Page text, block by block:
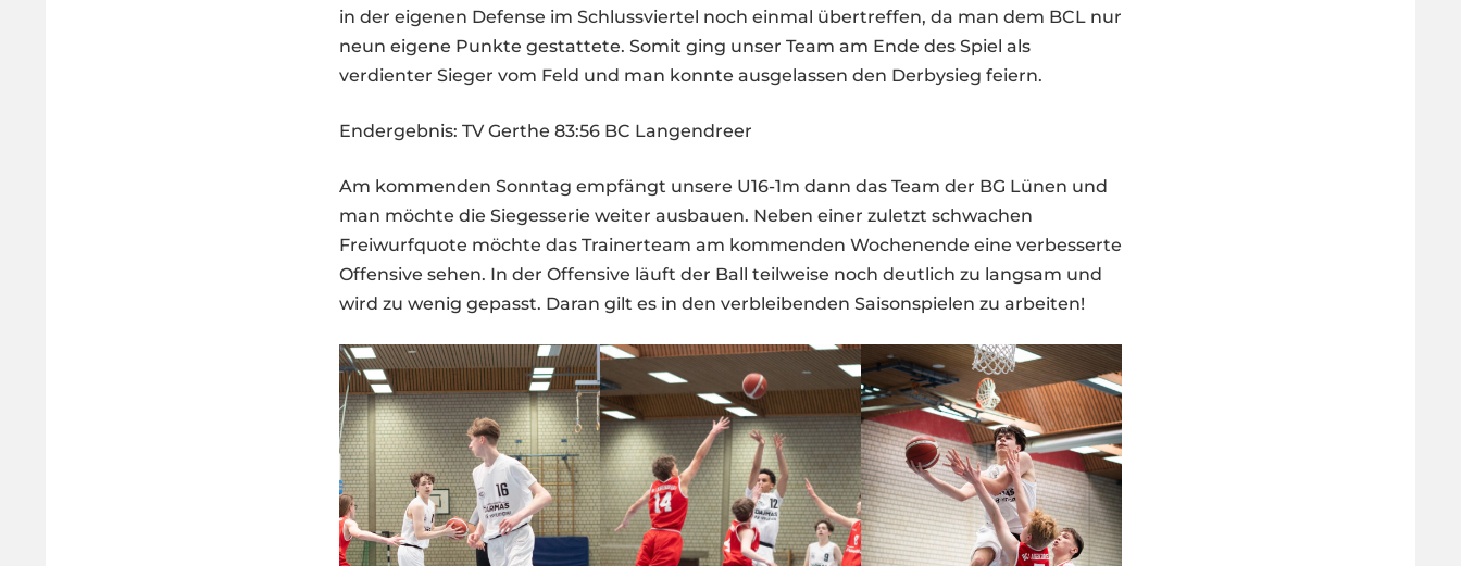
in der eigenen Defense im Schlussviertel noch einmal übertreffen, da man dem BCL nur
neun eigene Punkte gestattete. Somit ging unser Team am Ende des Spiel als
verdienter Sieger vom Feld und man konnte ausgelassen den Derbysieg feiern.
Endergebnis: TV Gerthe 83:56 BC Langendreer
Am kommenden Sonntag empfängt unsere U16-1m dann das Team der BG Lünen und
man möchte die Siegesserie weiter ausbauen. Neben einer zuletzt schwachen
Freiwurfquote möchte das Trainerteam am kommenden Wochenende eine verbesserte
Offensive sehen. In der Offensive läuft der Ball teilweise noch deutlich zu langsam und
wird zu wenig gepasst. Daran gilt es in den verbleibenden Saisonspielen zu arbeiten!